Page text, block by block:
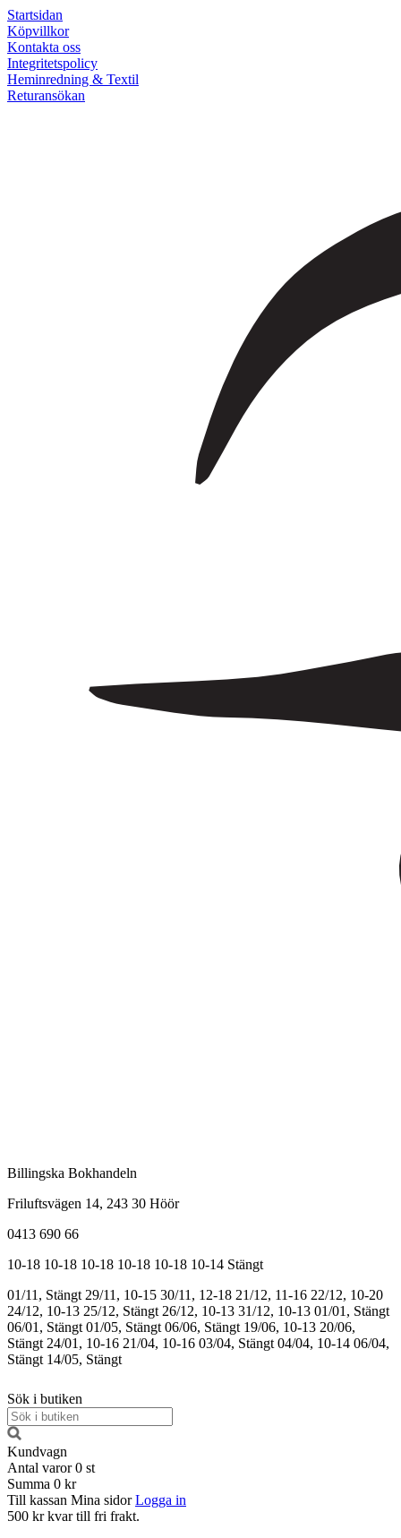
Startsidan
Köpvillkor
Kontakta oss
Integritetspolicy
Heminredning & Textil
Returansökan
Billingska Bokhandeln
Friluftsvägen 14, 243 30 Höör
0413 690 66
10-18 10-18 10-18 10-18 10-18 10-14 Stängt
01/11, Stängt 29/11, 10-15 30/11, 12-18 21/12, 11-16 22/12, 10-20
24/12, 10-13 25/12, Stängt 26/12, 10-13 31/12, 10-13 01/01, Stängt
06/01, Stängt 01/05, Stängt 06/06, Stängt 19/06, 10-13 20/06,
Stängt 24/01, 10-16 21/04, 10-16 03/04, Stängt 04/04, 10-14 06/04,
Stängt 14/05, Stängt
Sök i butiken
Kundvagn
Antal varor 0 st
Summa 0 kr
Till kassan Mina sidor Logga in
500 kr kvar till fri frakt.